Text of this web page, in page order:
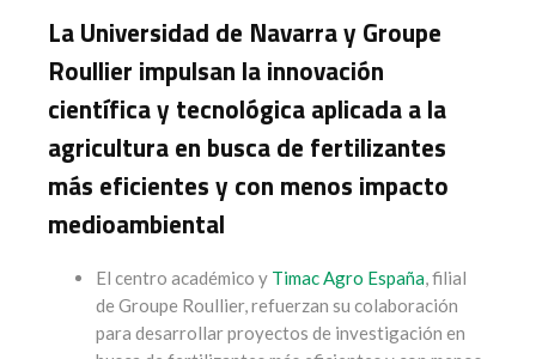
La Universidad de Navarra y Groupe
Roullier impulsan la innovación
científica y tecnológica aplicada a la
agricultura en busca de fertilizantes
más eficientes y con menos impacto
medioambiental
El centro académico y Timac Agro España, filial
de Groupe Roullier, refuerzan su colaboración
para desarrollar proyectos de investigación en